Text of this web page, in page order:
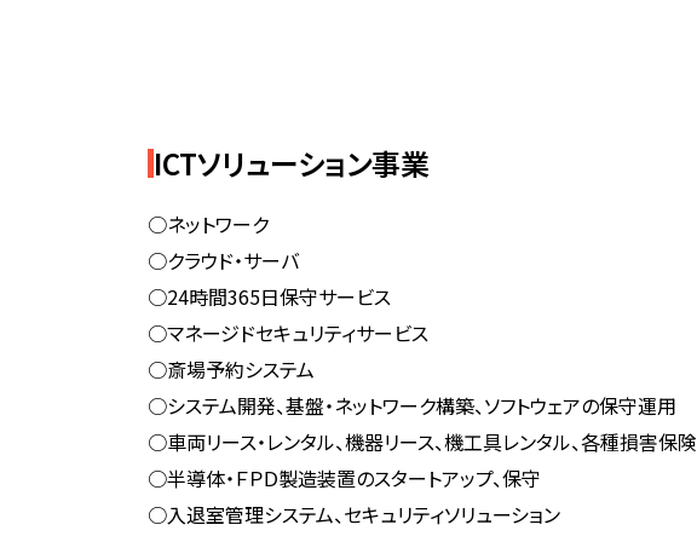
ICTソリューション事業
○ネットワーク
○クラウド・サーバ
○24時間365日保守サービス
○マネージドセキュリティサービス
○斎場予約システム
○システム開発、基盤・ネットワーク構築、ソフトウェアの保守運用
○車両リース・レンタル、機器リース、機工具レンタル、各種損害保険
○半導体・ＦＰＤ製造装置のスタートアップ、保守
○入退室管理システム、セキュリティソリューション